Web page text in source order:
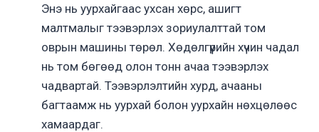
Энэ нь уурхайгаас ухсан хөрс, ашигт
малтмалыг тээвэрлэх зориулалттай том
оврын машины төрөл. Хөдөлгүүрийн хүчин чадал
нь том бөгөөд олон тонн ачаа тээвэрлэх
чадвартай. Тээвэрлэлтийн хурд, ачааны
багтаамж нь уурхай болон уурхайн нөхцөлөөс
хамаардаг.